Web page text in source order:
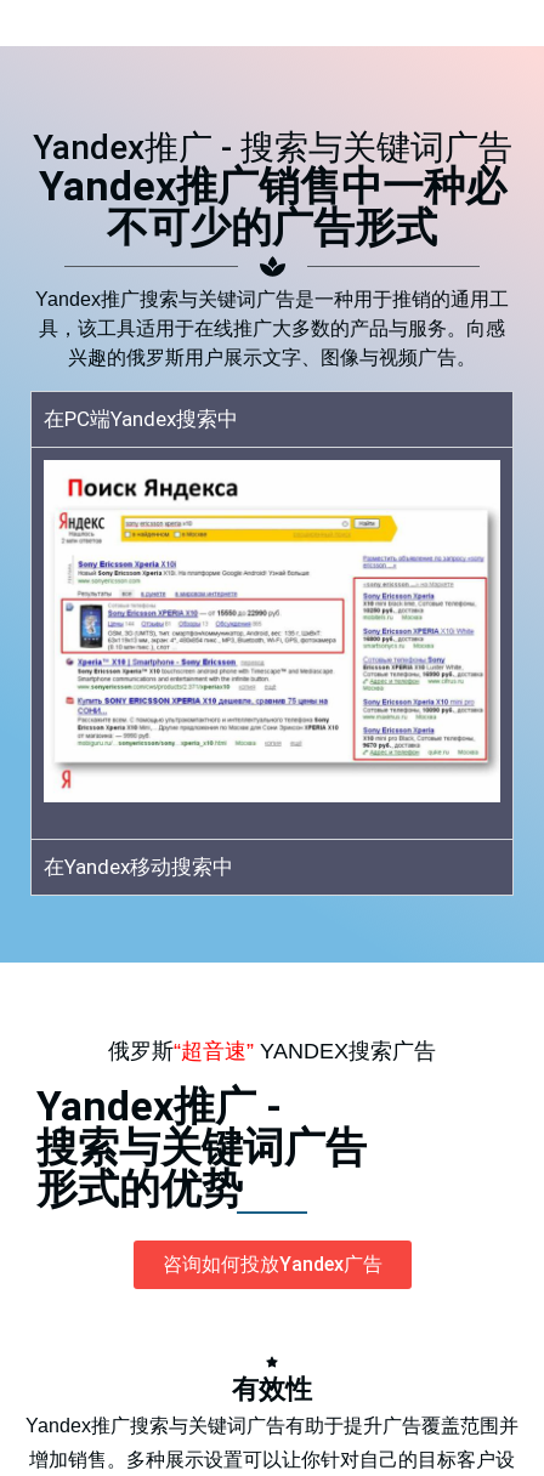
Yandex推广 - 搜索与关键词广告
Yandex推广销售中一种必
不可少的广告形式
Yandex推广搜索与关键词广告是一种用于推销的通用工
具，该工具适用于在线推广大多数的产品与服务。向感
兴趣的俄罗斯用户展示文字、图像与视频广告。
在PC端Yandex搜索中
在Yandex移动搜索中
俄罗斯“超音速” YANDEX搜索广告
Yandex推广 -
搜索与关键词广告
形式的优势
咨询如何投放Yandex广告
有效性
Yandex推广搜索与关键词广告有助于提升广告覆盖范围并
增加销售。多种展示设置可以让你针对自己的目标客户设